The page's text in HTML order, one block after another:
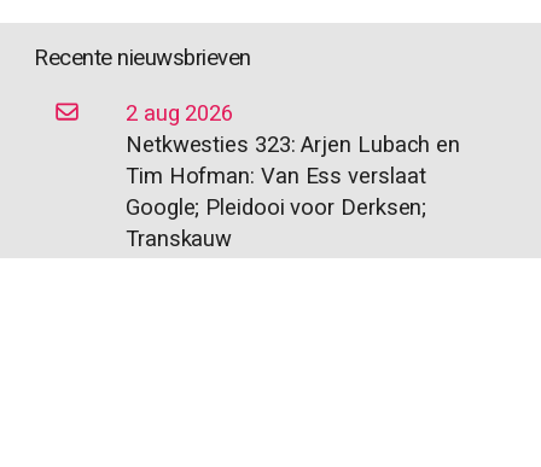
Recente nieuwsbrieven
2 aug 2026
Netkwesties 323: Arjen Lubach en
Tim Hofman: Van Ess verslaat
Google; Pleidooi voor Derksen;
Transkauw